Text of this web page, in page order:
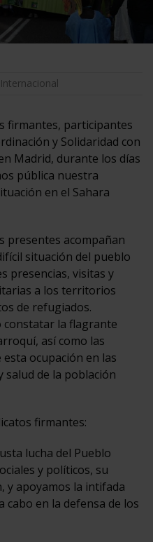
Internacional
firmantes, participantes
y Solidaridad con
Madrid, durante los días
pública nuestra
en el Sahara
presentes acompañan
situación del pueblo
presencias, visitas y
a los territorios
de refugiados.
constatar la flagrante
así como las
esta ocupación en las
salud de la población
firmantes:
lucha del Pueblo
y políticos, su
y apoyamos la intifada
cabo en la defensa de los